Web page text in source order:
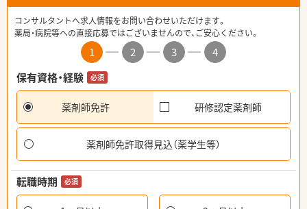
コンサルタントへ求人情報をお問い合わせいただけます。
薬局・病院等への直接応募ではございませんので、ご安心ください。
1 2 3
4
保有資格・経験
必須
薬剤師免許 研修認定薬剤師
薬剤師免許取得見込（薬学生等）
転職時期 必須